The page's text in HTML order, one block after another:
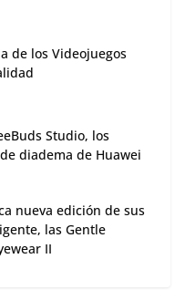
de los Videojuegos
Studio, los
diadema de Huawei
nueva edición de sus
las Gentle
II